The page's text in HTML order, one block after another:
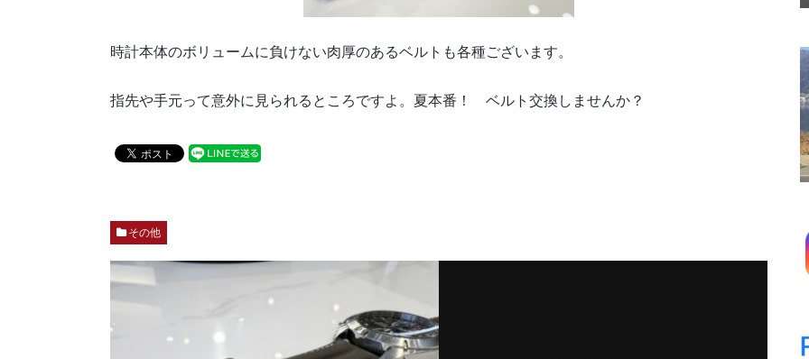
時計本体のボリュームに負けない肉厚のあるベルトも各種ございます。
指先や手元って意外に見られるところですよ。夏本番！ ベルト交換しませんか？
その他